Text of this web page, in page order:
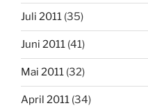
Juli 2011 (35)
Juni 2011 (41)
Mai 2011 (32)
April 2011 (34)